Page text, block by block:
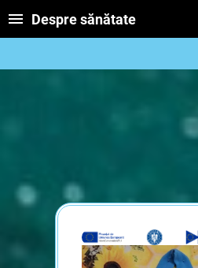
Despre sănătate